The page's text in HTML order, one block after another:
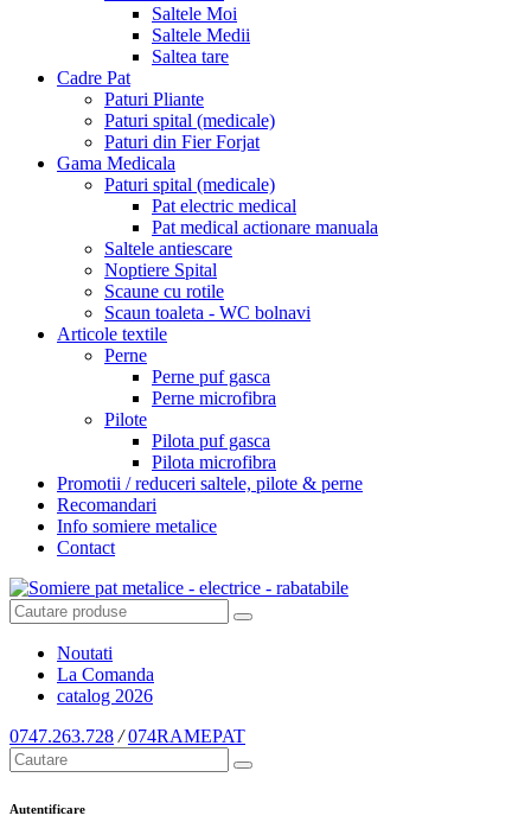
Saltele Moi
Saltele Medii
Saltea tare
Cadre Pat
Paturi Pliante
Paturi spital (medicale)
Paturi din Fier Forjat
Gama Medicala
Paturi spital (medicale)
Pat electric medical
Pat medical actionare manuala
Saltele antiescare
Noptiere Spital
Scaune cu rotile
Scaun toaleta - WC bolnavi
Articole textile
Perne
Perne puf gasca
Perne microfibra
Pilote
Pilota puf gasca
Pilota microfibra
Promotii / reduceri saltele, pilote & perne
Recomandari
Info somiere metalice
Contact
Noutati
La Comanda
catalog 2026
0747.263.728 / 074RAMEPAT
Autentificare